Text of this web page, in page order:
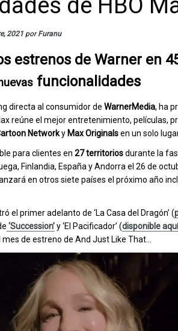
de HBO
2021 porFuranu
estrenos de Warner en
funcionalidades
directa al consumidor de WarnerMedia, ha
reúne el mejor entretenimiento, películas,
Networky Max Originalsen un solo
para clientes en 27 territoriosdurante la
Finlandia, España y Andorra el 26 de
en otros siete países el próximo año
primer adelanto de ‘La Casa del Dragón’ (
‘Succession’y ‘El Pacificador’ (disponible aquí
de estreno de And Just Like That…